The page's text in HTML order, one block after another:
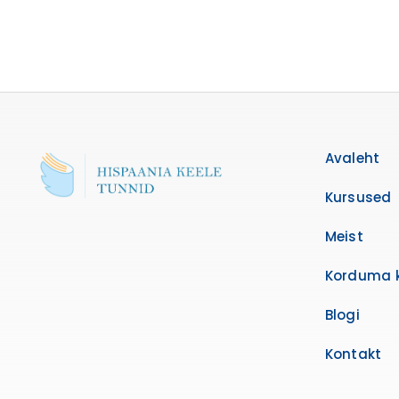
Avaleht
Kursused
Meist
Korduma
Blogi
Kontakt